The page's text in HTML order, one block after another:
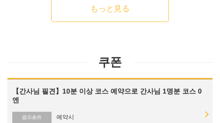
もっと見る
쿠폰
【간사님 필견】10분 이상 코스 예약으로 간사님 1명분 코스 0
엔
提示条件 예약시
京都府京都市下京区塩小路通烏丸東入ル東塩小路町717-3 飯田惣平
https://kidshd127.owst.jp/